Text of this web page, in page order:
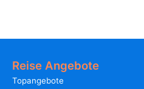
Reise Angebote
Topangebote